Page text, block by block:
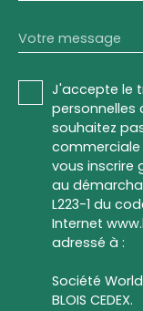
Votre message
J'accepte le
personnelles
souhaitez
commerciale
vous inscrire
au
L223-1 du
Internet
adressé à :
Société
BLOIS CEDEX.